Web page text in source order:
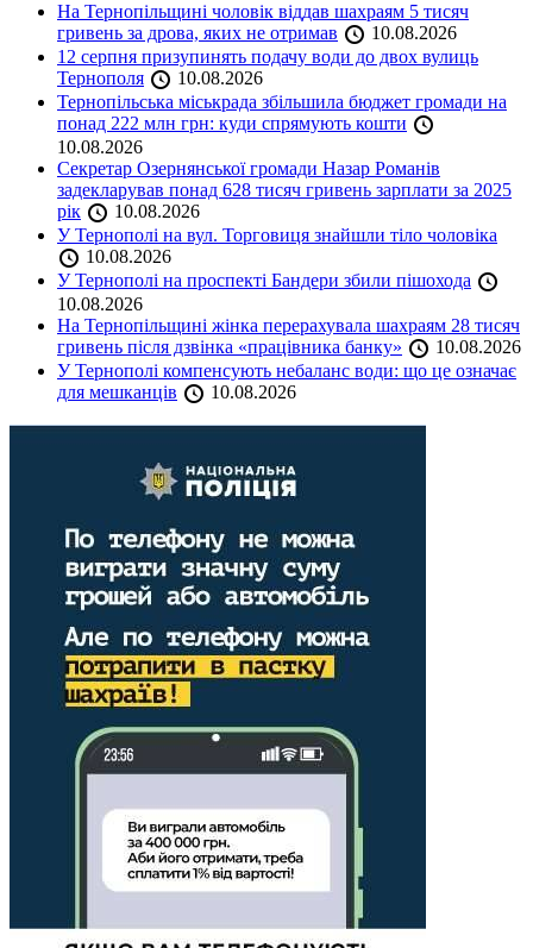
На Тернопільщині чоловік віддав шахраям 5 тисяч
гривень за дрова, яких не отримав
10.08.2026
12 серпня призупинять подачу води до двох вулиць
Тернополя
10.08.2026
Тернопільська міськрада збільшила бюджет громади на
понад 222 млн грн: куди спрямують кошти
10.08.2026
Секретар Озернянської громади Назар Романів
задекларував понад 628 тисяч гривень зарплати за 2025
рік
10.08.2026
У Тернополі на вул. Торговиця знайшли тіло чоловіка
10.08.2026
У Тернополі на проспекті Бандери збили пішохода
10.08.2026
На Тернопільщині жінка перерахувала шахраям 28 тисяч
гривень після дзвінка «працівника банку»
10.08.2026
У Тернополі компенсують небаланс води: що це означає
для мешканців
10.08.2026